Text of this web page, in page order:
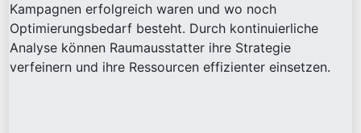
Kampagnen erfolgreich waren und wo noch
Optimierungsbedarf besteht. Durch kontinuierliche
Analyse können Raumausstatter ihre Strategie
verfeinern und ihre Ressourcen effizienter einsetzen.